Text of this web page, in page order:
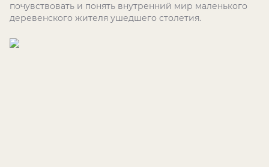
почувствовать и понять внутренний мир маленького
деревенского жителя ушедшего столетия.